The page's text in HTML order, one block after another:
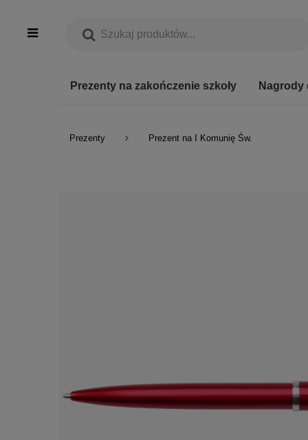
Prezenty na zakończenie szkoły Nagrody
Prezenty Prezent na I Komunię Św.